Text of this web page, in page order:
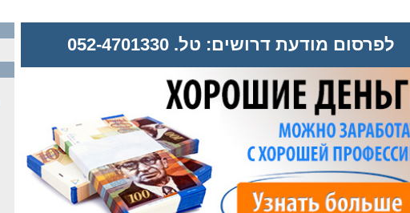
לפרסום מודעת דרושים: טל. 052-4701330